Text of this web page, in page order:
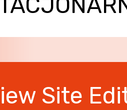
Site